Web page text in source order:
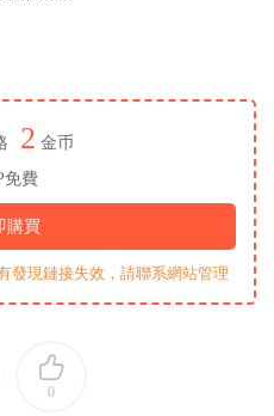
2 金币
免費
購買
發現鏈接失效，請聯系網站管理
0